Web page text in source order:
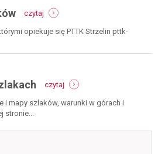
czytaj
mapa
pieszych
opiekuje się PTTK Strzelin pttk-
czytaj
gopr
-
szlakach
i mapy szlaków, warunki w górach i